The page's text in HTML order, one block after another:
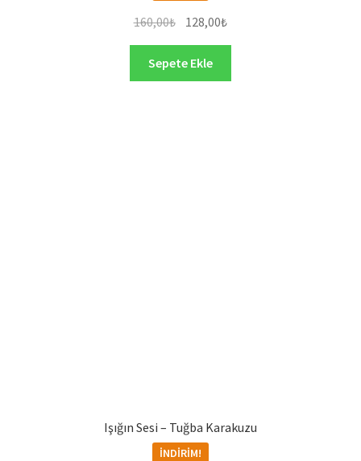
160,00₺ Orijinal
160,00₺.
128,00₺Şu
128,00₺.
Sepete Ekle
Işığın Sesi – Tuğba Karakuzu
İNDIRIM!